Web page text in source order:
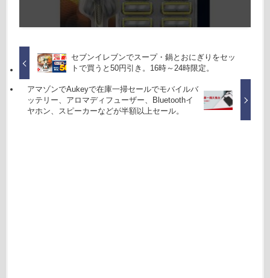
セブンイレブンでスープ・鍋とおにぎりをセッ
トで買うと50円引き。16時～24時限定。
アマゾンでAukeyで在庫一掃セールでモバイルバ
ッテリー、アロマディフューザー、Bluetoothイ
ヤホン、スピーカーなどが半額以上セール。